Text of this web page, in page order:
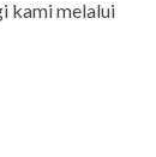
kami melalui